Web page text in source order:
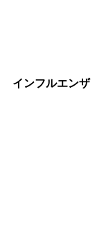
インフルエンザ